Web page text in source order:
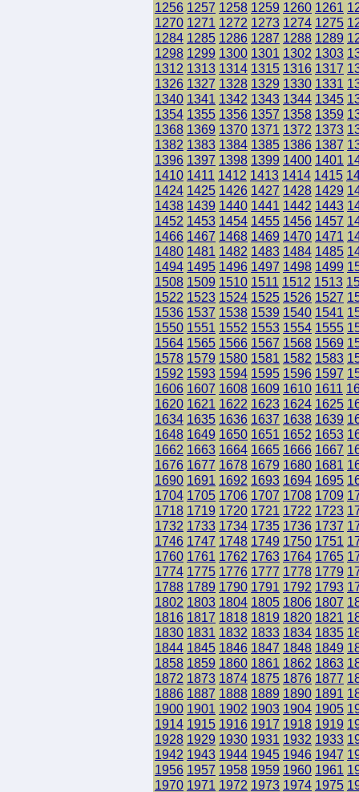
1256 1257 1258 1259 1260 1261
1270 1271 1272 1273 1274 1275
1284 1285 1286 1287 1288 1289
1298 1299 1300 1301 1302 1303
1312 1313 1314 1315 1316 1317
1326 1327 1328 1329 1330 1331
1340 1341 1342 1343 1344 1345
1354 1355 1356 1357 1358 1359
1368 1369 1370 1371 1372 1373
1382 1383 1384 1385 1386 1387
1396 1397 1398 1399 1400 1401
1410 1411 1412 1413 1414 1415
1424 1425 1426 1427 1428 1429
1438 1439 1440 1441 1442 1443
1452 1453 1454 1455 1456 1457
1466 1467 1468 1469 1470 1471
1480 1481 1482 1483 1484 1485
1494 1495 1496 1497 1498 1499
1508 1509 1510 1511 1512 1513
1522 1523 1524 1525 1526 1527
1536 1537 1538 1539 1540 1541
1550 1551 1552 1553 1554 1555
1564 1565 1566 1567 1568 1569
1578 1579 1580 1581 1582 1583
1592 1593 1594 1595 1596 1597
1606 1607 1608 1609 1610 1611
1620 1621 1622 1623 1624 1625
1634 1635 1636 1637 1638 1639
1648 1649 1650 1651 1652 1653
1662 1663 1664 1665 1666 1667
1676 1677 1678 1679 1680 1681
1690 1691 1692 1693 1694 1695
1704 1705 1706 1707 1708 1709
1718 1719 1720 1721 1722 1723
1732 1733 1734 1735 1736 1737
1746 1747 1748 1749 1750 1751
1760 1761 1762 1763 1764 1765
1774 1775 1776 1777 1778 1779
1788 1789 1790 1791 1792 1793
1802 1803 1804 1805 1806 1807
1816 1817 1818 1819 1820 1821
1830 1831 1832 1833 1834 1835
1844 1845 1846 1847 1848 1849
1858 1859 1860 1861 1862 1863
1872 1873 1874 1875 1876 1877
1886 1887 1888 1889 1890 1891
1900 1901 1902 1903 1904 1905
1914 1915 1916 1917 1918 1919
1928 1929 1930 1931 1932 1933
1942 1943 1944 1945 1946 1947
1956 1957 1958 1959 1960 1961
1970 1971 1972 1973 1974 1975